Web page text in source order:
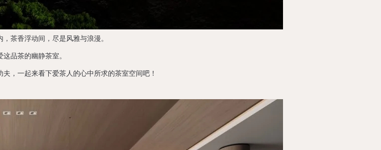
茶香浮动间，尽是风雅与浪漫。
品茶的幽静茶室。
，一起来看下爱茶人的心中所求的茶室空间吧！